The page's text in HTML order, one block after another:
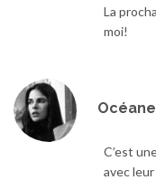
La
moi!
Océane
C’est
avec